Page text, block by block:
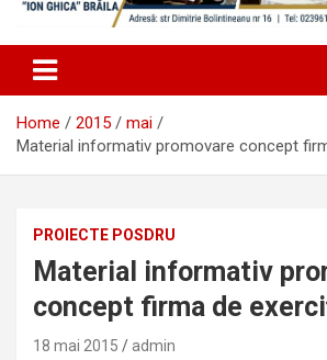
Home 2015
mai
Material informativ promovare concept
PROIECTE POSDRU
Material informativ
concept firma de
18 mai 2015 admin